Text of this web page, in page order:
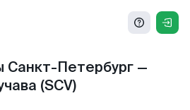
Санкт-Петербург —
(SCV)